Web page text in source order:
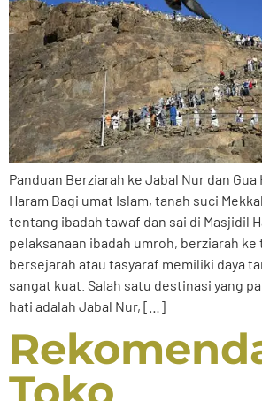
Panduan Berziarah ke Jabal Nur dan Gua
Haram Bagi umat Islam, tanah suci
tentang ibadah tawaf dan sai di Masjidil
pelaksanaan ibadah umroh, berziarah
bersejarah atau tasyaraf memiliki daya
sangat kuat. Salah satu destinasi yang
hati adalah Jabal Nur, […]